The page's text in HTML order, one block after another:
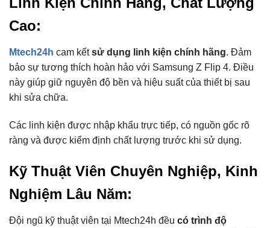
Cao:
Mtech24h cam kếtsử dụng linh kiện chính hãng. Đảm
bảo sự tương thích hoàn hảo với Samsung Z Flip 4. Điều
này giúp giữ nguyên độ bền và hiệu suất của thiết bị sau
khi sửa chữa.
Các linh kiện được nhập khẩu trực tiếp, có nguồn gốc rõ
ràng và được kiểm định chất lượng trước khi sử dụng.
Kỹ Thuật Viên Chuyên Nghiệp, Kinh
Nghiệm Lâu Năm:
Đội ngũ kỹ thuật viên tại Mtech24h đều có trình độ